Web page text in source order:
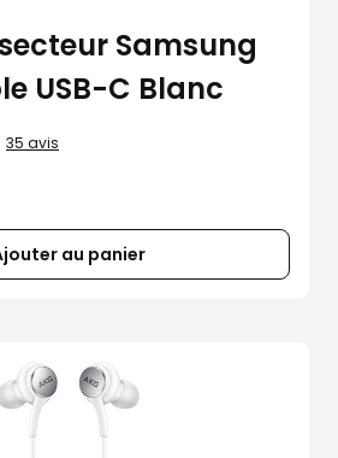
Samsung
USB-C Blanc
35 avis
au panier